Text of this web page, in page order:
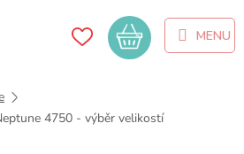
Nákupní
košík
4750 - výběr velikostí